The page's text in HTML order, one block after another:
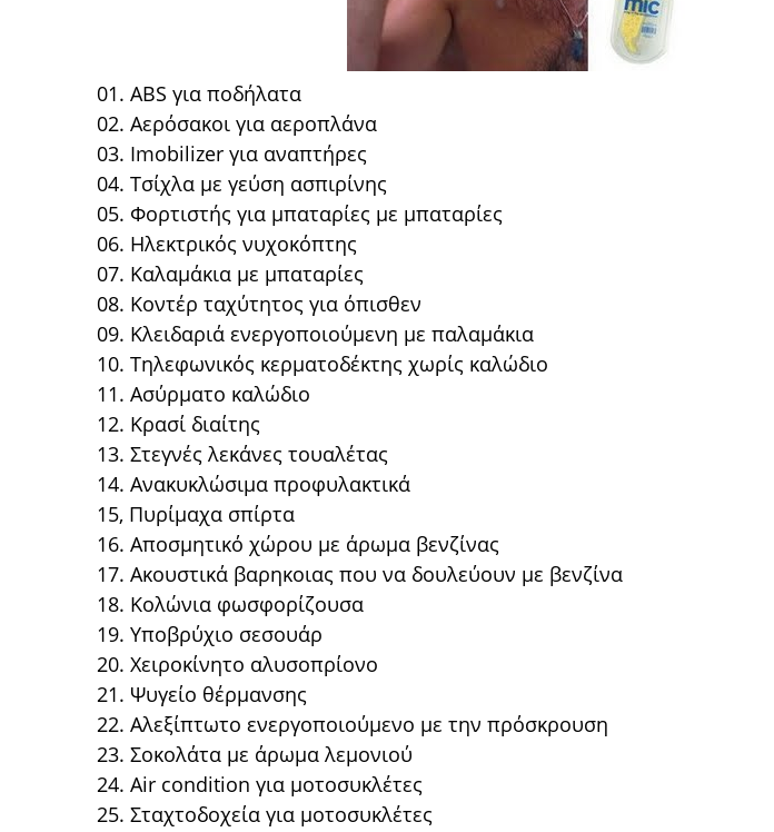
01. ABS για ποδήλατα
02. Αερόσακοι για αεροπλάνα
03. Imobilizer για αναπτήρες
04. Τσίχλα με γεύση ασπιρίνης
05. Φορτιστής για μπαταρίες με μπαταρίες
06. Ηλεκτρικός νυχοκόπτης
07. Καλαμάκια με μπαταρίες
08. Κοντέρ ταχύτητος για όπισθεν
09. Κλειδαριά ενεργοποιούμενη με παλαμάκια
10. Τηλεφωνικός κερματοδέκτης χωρίς καλώδιο
11. Ασύρματο καλώδιο
12. Κρασί διαίτης
13. Στεγνές λεκάνες τουαλέτας
14. Ανακυκλώσιμα προφυλακτικά
15, Πυρίμαχα σπίρτα
16. Αποσμητικό χώρου με άρωμα βενζίνας
17. Ακουστικά βαρηκοιας που να δουλεύουν με βενζίνα
18. Κολώνια φωσφορίζουσα
19. Υποβρύχιο σεσουάρ
20. Χειροκίνητο αλυσοπρίονο
21. Ψυγείο θέρμανσης
22. Αλεξίπτωτο ενεργοποιούμενο με την πρόσκρουση
23. Σοκολάτα με άρωμα λεμονιού
24. Air condition για μοτοσυκλέτες
25. Σταχτοδοχεία για μοτοσυκλέτες